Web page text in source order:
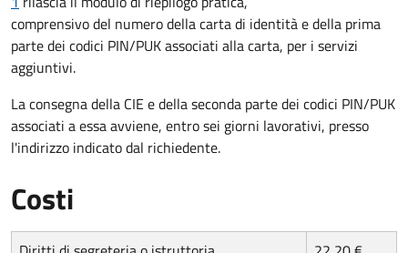
comprensivo del numero della carta di identità e della prima
parte dei codici PIN/PUK associati alla carta, per i servizi
aggiuntivi.
La consegna della CIE e della seconda parte dei codici PIN/PUK
associati a essa avviene, entro sei giorni lavorativi, presso
l'indirizzo indicato dal richiedente.
Costi